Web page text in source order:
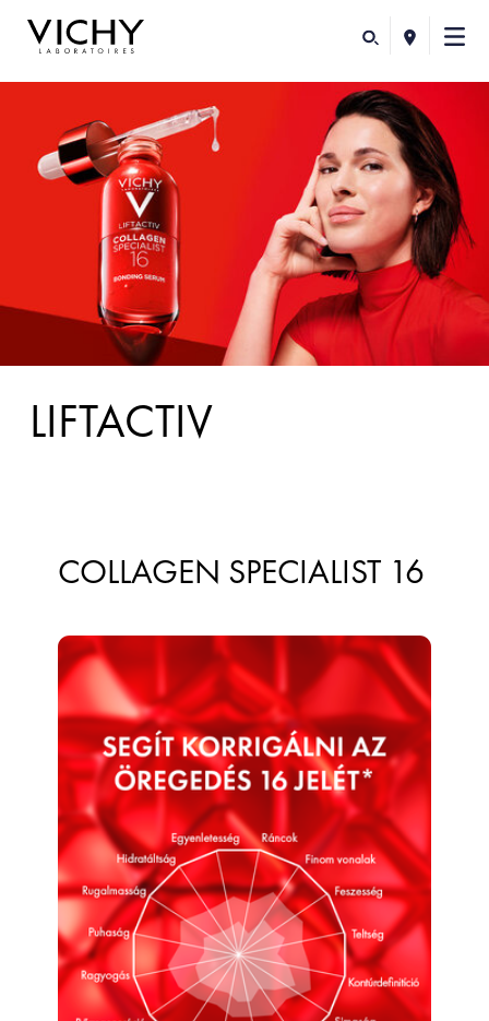
LIFTACTIV
COLLAGEN SPECIALIST 16